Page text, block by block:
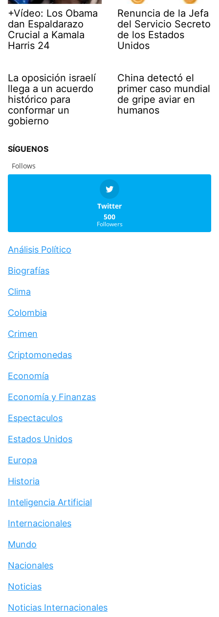
+Vídeo: Los Obama
dan Espaldarazo
Crucial a Kamala
Harris 24
Renuncia de la Jefa
del Servicio Secreto
de los Estados
Unidos
La oposición israelí
llega a un acuerdo
histórico para
conformar un
gobierno
China detectó el
primer caso mundial
de gripe aviar en
humanos
SÍGUENOS
Follows
Twitter
500
Followers
Análisis Político
Biografías
Clima
Colombia
Crimen
Criptomonedas
Economía
Economía y Finanzas
Espectaculos
Estados Unidos
Europa
Historia
Inteligencia Artificial
Internacionales
Mundo
Nacionales
Noticias
Noticias Internacionales